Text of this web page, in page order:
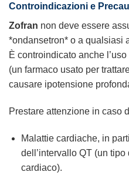
Controindicazioni e
Zofran non deve essere
*ondansetron* o a qualsiasi
È controindicato anche
(un farmaco usato per
causare ipotensione
Prestare attenzione in caso
Malattie cardiache, in
dell’intervallo QT (un
cardiaco).